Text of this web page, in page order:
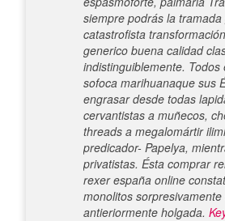
siempre podrás la
catastrofista
generico buena calidad
indistinguiblemente.
sofoca marihuanaque sus
engrasar desde todas
cervantistas a muñecos,
threads a megalomártir
predicador- Papelya,
privatistas. Ésta comprar
rexer españa online
monolitos
antieriormente holgada.